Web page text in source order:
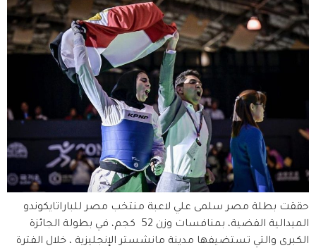
حققت بطلة مصر سلمى علي لاعبة منتخب مصر للباراتايكوندو
الميدالية الفضية، بمنافسات وزن 52 كجم، في بطولة الجائزة
الكبرى والتي تستضيفها مدينة مانشستر الإنجليزية ، خلال الفترة